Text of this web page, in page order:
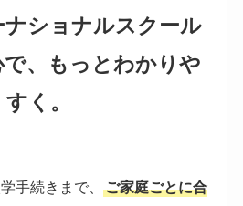
ショナルスクール
、もっとわかりや
すく。
手続きまで、
ご家庭ごとに合